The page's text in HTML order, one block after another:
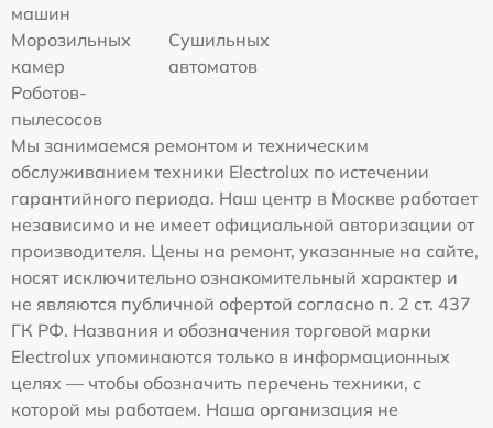
машин
Морозильных
камер
Сушильных
автоматов
Роботов-
пылесосов
Мы занимаемся ремонтом и техническим
обслуживанием техники Electrolux по истечении
гарантийного периода. Наш центр в Москве работает
независимо и не имеет официальной авторизации от
производителя. Цены на ремонт, указанные на сайте,
носят исключительно ознакомительный характер и
не являются публичной офертой согласно п. 2 ст. 437
ГК РФ. Названия и обозначения торговой марки
Electrolux упоминаются только в информационных
целях — чтобы обозначить перечень техники, с
которой мы работаем. Наша организация не